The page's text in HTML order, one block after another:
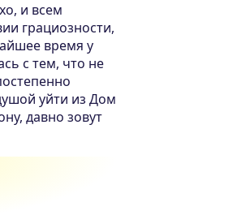
и всем
грациозности,
время у
с тем, что не
уйти из Дом
давно зовут